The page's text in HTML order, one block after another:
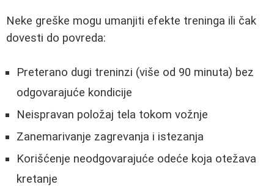
Neke greške mogu umanjiti efekte treninga ili čak
dovesti do povreda:
Preterano dugi treninzi (više od 90 minuta) bez
odgovarajuće kondicije
Neispravan položaj tela tokom vožnje
Zanemarivanje zagrevanja i istezanja
Korišćenje neodgovarajuće odeće koja otežava
kretanje